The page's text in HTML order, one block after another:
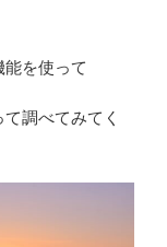
を使って
調べてみてく